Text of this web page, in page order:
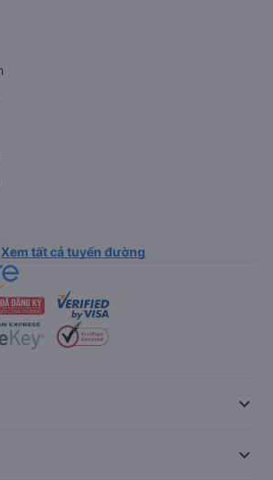
Xem tất cả tuyến đường
keyboard_arrow_down
keyboard_arrow_down